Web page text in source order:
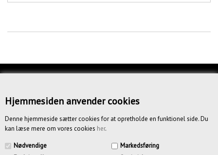
Hjemmesiden anvender cookies
Denne hjemmeside sætter cookies for at opretholde en funktionel side. Du
kan læse mere om vores cookies her.
Nødvendige
Markedsføring
OM OS
BETINGELSER